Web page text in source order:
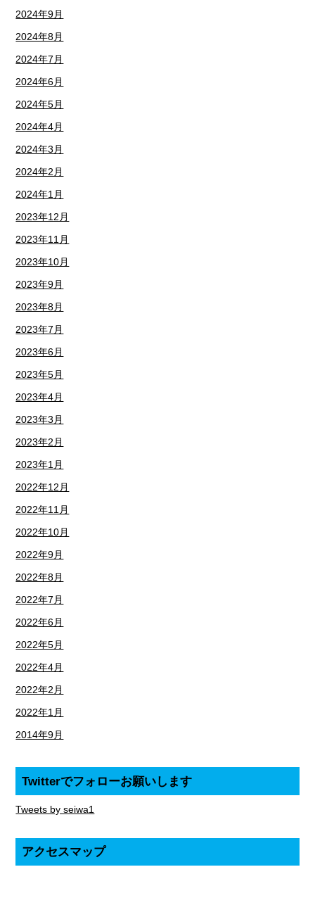
2024年9月
2024年8月
2024年7月
2024年6月
2024年5月
2024年4月
2024年3月
2024年2月
2024年1月
2023年12月
2023年11月
2023年10月
2023年9月
2023年8月
2023年7月
2023年6月
2023年5月
2023年4月
2023年3月
2023年2月
2023年1月
2022年12月
2022年11月
2022年10月
2022年9月
2022年8月
2022年7月
2022年6月
2022年5月
2022年4月
2022年2月
2022年1月
2014年9月
Twitterでフォローお願いします
Tweets by seiwa1
アクセスマップ